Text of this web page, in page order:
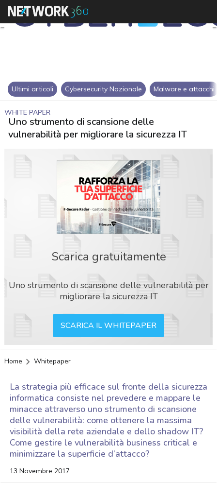
Ultimi articoli Cybersecurity Nazionale Malware e attacchi
WHITE PAPER
Uno strumento di scansione delle
vulnerabilità per migliorare la sicurezza IT
Scarica gratuitamente
Uno strumento di scansione delle vulnerabilità per
migliorare la sicurezza IT
SCARICA IL WHITEPAPER
Home Whitepaper
La strategia più efficace sul fronte della sicurezza
informatica consiste nel prevedere e mappare le
minacce attraverso uno strumento di scansione
delle vulnerabilità: come ottenere la massima
visibilità della rete aziendale e dello shadow IT?
Come gestire le vulnerabilità business critical e
minimizzare la superficie d’attacco?
13 Novembre 2017